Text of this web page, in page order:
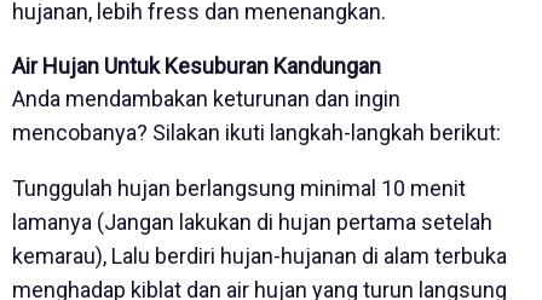
hujanan, lebih fress dan menenangkan.
Air Hujan Untuk Kesuburan Kandungan
Anda mendambakan keturunan dan ingin
mencobanya? Silakan ikuti langkah-langkah berikut:
Tunggulah hujan berlangsung minimal 10 menit
lamanya (Jangan lakukan di hujan pertama setelah
kemarau), Lalu berdiri hujan-hujanan di alam terbuka
menghadap kiblat dan air hujan yang turun langsung